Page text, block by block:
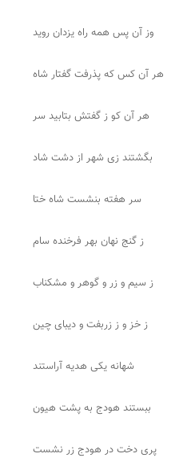
وز آن پس همه راه یزدان روید
هر آن کس که پذرفت گفتار شاه
هر آن کو ز گفتش بتابید سر
بگشتند زی شهر از دشت شاد
سر هفته بنشست شاه ختا
ز گنج نهان بهر فرخنده سام
ز سیم و زر و گوهر و مشکناب
ز خز و ز زربفت و دیبای چین
شهانه یکی هدیه آراستند
ببستند هودج به پشت هیون
پری دخت در هودج زر نشست